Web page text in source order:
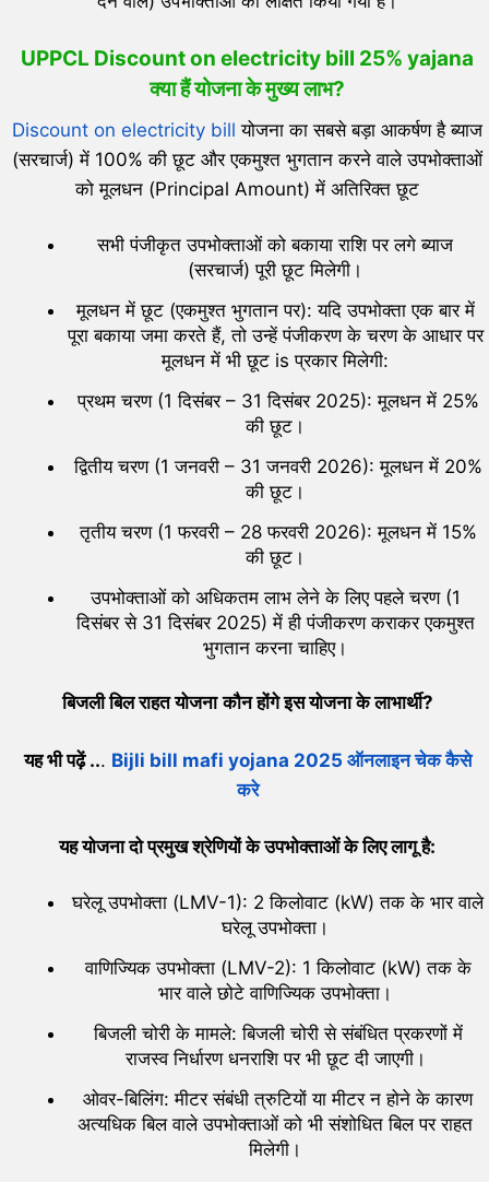
UPPCL Discount on electricity bill 25% yajana
क्या हैं योजना के मुख्य लाभ?
Discount on electricity bill योजना का सबसे बड़ा आकर्षण है ब्याज
(सरचार्ज) में 100% की छूट और एकमुश्त भुगतान करने वाले उपभोक्ताओं
को मूलधन (Principal Amount) में अतिरिक्त छूट
सभी पंजीकृत उपभोक्ताओं को बकाया राशि पर लगे ब्याज
(सरचार्ज) पूरी छूट मिलेगी।
मूलधन में छूट (एकमुश्त भुगतान पर): यदि उपभोक्ता एक बार में
पूरा बकाया जमा करते हैं, तो उन्हें पंजीकरण के चरण के आधार पर
मूलधन में भी छूट is प्रकार मिलेगी:
प्रथम चरण (1 दिसंबर – 31 दिसंबर 2025): मूलधन में 25%
की छूट।
द्वितीय चरण (1 जनवरी – 31 जनवरी 2026): मूलधन में 20%
की छूट।
तृतीय चरण (1 फरवरी – 28 फरवरी 2026): मूलधन में 15%
की छूट।
उपभोक्ताओं को अधिकतम लाभ लेने के लिए पहले चरण (1
दिसंबर से 31 दिसंबर 2025) में ही पंजीकरण कराकर एकमुश्त
भुगतान करना चाहिए।
बिजली बिल राहत योजना कौन होंगे इस योजना के लाभार्थी?
यह भी पढ़ें ... Bijli bill mafi yojana 2025 ऑनलाइन चेक कैसे
करे
यह योजना दो प्रमुख श्रेणियों के उपभोक्ताओं के लिए लागू है:
घरेलू उपभोक्ता (LMV-1): 2 किलोवाट (kW) तक के भार वाले
घरेलू उपभोक्ता।
वाणिज्यिक उपभोक्ता (LMV-2): 1 किलोवाट (kW) तक के
भार वाले छोटे वाणिज्यिक उपभोक्ता।
बिजली चोरी के मामले: बिजली चोरी से संबंधित प्रकरणों में
राजस्व निर्धारण धनराशि पर भी छूट दी जाएगी।
ओवर-बिलिंग: मीटर संबंधी त्रुटियों या मीटर न होने के कारण
अत्यधिक बिल वाले उपभोक्ताओं को भी संशोधित बिल पर राहत
मिलेगी।